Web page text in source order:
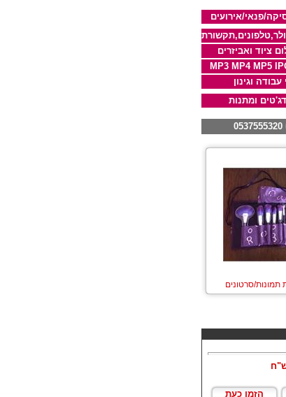
פנאי/אירועים
ציוד ואביזרים
MP3 MP4 MP5
עבודה וגינון
ומתנות
0537555320
תמונות/סרטונים
הזמן כעת